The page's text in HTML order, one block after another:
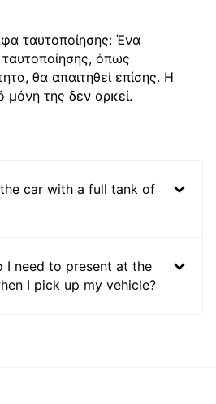
ταυτοποίησης: Ένα
όπως
θα απαιτηθεί επίσης. Η
μόνη της δεν αρκεί.
car with a full tank of
I need to present at the
I pick up my vehicle?